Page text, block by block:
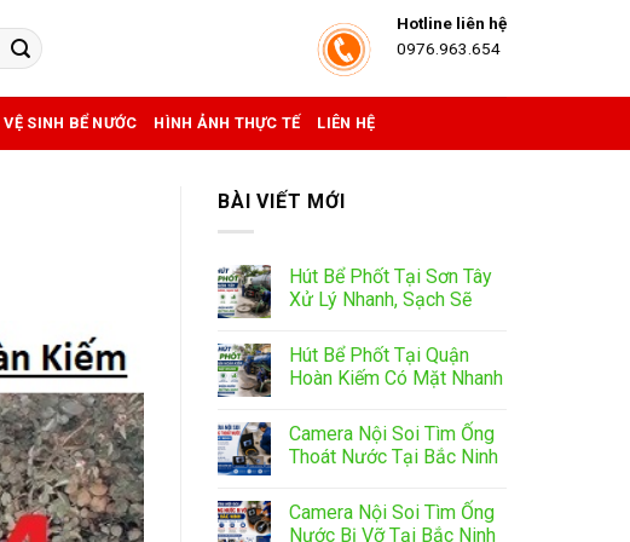
Hotline liên hệ
0976.963.654
VỆ SINH BỂ NƯỚC HÌNH ẢNH THỰC TẾ LIÊN HỆ
BÀI VIẾT MỚI
Hút Bể Phốt Tại Sơn Tây
Xử Lý Nhanh, Sạch Sẽ
Hút Bể Phốt Tại Quận
Hoàn Kiếm Có Mặt Nhanh
Camera Nội Soi Tìm Ống
Thoát Nước Tại Bắc Ninh
Camera Nội Soi Tìm Ống
Nước Bị Vỡ Tại Bắc Ninh